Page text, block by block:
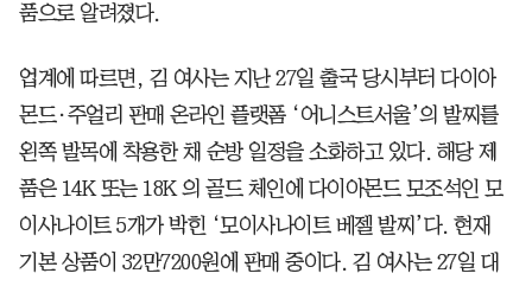
품으로 알려졌다.
업계에 따르면, 김 여사는 지난 27일 출국 당시부터 다이아
몬드·주얼리 판매 온라인 플랫폼 ‘어니스트서울’의 발찌를
왼쪽 발목에 착용한 채 순방 일정을 소화하고 있다. 해당 제
품은 14K 또는 18K 의 골드 체인에 다이아몬드 모조석인 모
이사나이트 5개가 박힌 ‘모이사나이트 베젤 발찌’다. 현재
기본 상품이 32만7200원에 판매 중이다. 김 여사는 27일 대